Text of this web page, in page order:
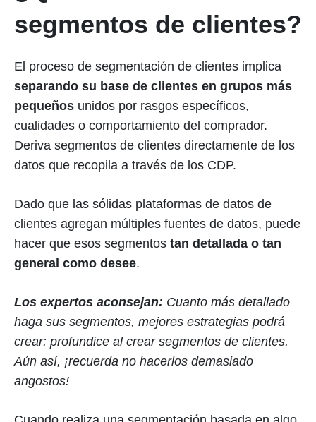
segmentos de clientes?
El proceso de segmentación de clientes implica
separando su base de clientes en grupos más
pequeños unidos por rasgos específicos,
cualidades o comportamiento del comprador.
Deriva segmentos de clientes directamente de los
datos que recopila a través de los CDP.
Dado que las sólidas plataformas de datos de
clientes agregan múltiples fuentes de datos, puede
hacer que esos segmentos tan detallada o tan
general como desee.
Los expertos aconsejan: Cuanto más detallado
haga sus segmentos, mejores estrategias podrá
crear: profundice al crear segmentos de clientes.
Aún así, ¡recuerda no hacerlos demasiado
angostos!